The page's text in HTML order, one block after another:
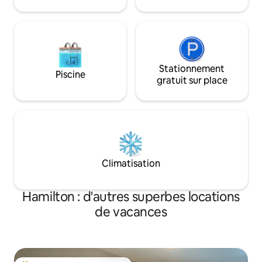
est parfaite pour les visiteurs du
campus.
les hôtes Airbnb
Piscine
Stationnement
gratuit sur place
Climatisation
Hamilton : d'autres superbes locations
de vacances